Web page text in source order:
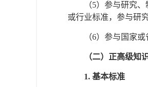
（5）参与研究
或行业标准，参与研
（6）参与国家
（二）正高级知
1. 基本标准